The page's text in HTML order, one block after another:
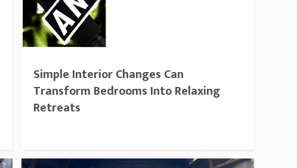
Simple Interior Changes Can
Transform Bedrooms Into Relaxing
Retreats